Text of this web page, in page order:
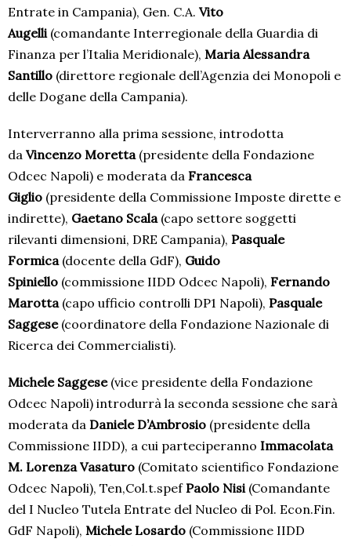
Entrate in Campania), Gen. C.A. Vito
Augelli(comandante Interregionale della Guardia di
Finanza per l’Italia Meridionale), Maria Alessandra
Santillo (direttore regionale dell’Agenzia dei Monopoli e
delle Dogane della Campania).
Interverranno alla prima sessione, introdotta
da Vincenzo Moretta(presidente della Fondazione
Odcec Napoli) e moderata da Francesca
Giglio (presidente della Commissione Imposte dirette e
indirette), Gaetano Scala(capo settore soggetti
rilevanti dimensioni, DRE Campania), Pasquale
Formica(docente della GdF), Guido
Spiniello (commissione IIDD Odcec Napoli), Fernando
Marotta(capo ufficio controlli DP1 Napoli), Pasquale
Saggese(coordinatore della Fondazione Nazionale di
Ricerca dei Commercialisti).
Michele Saggese(vice presidente della Fondazione
Odcec Napoli) introdurrà la seconda sessione che sarà
moderata da Daniele D’Ambrosio (presidente della
Commissione IIDD), a cui parteciperanno Immacolata
M. Lorenza Vasaturo (Comitato scientifico Fondazione
Odcec Napoli), Ten,Col.t.spefPaolo Nisi(Comandante
del I Nucleo Tutela Entrate del Nucleo di Pol. Econ.Fin.
GdF Napoli), Michele Losardo (Commissione IIDD